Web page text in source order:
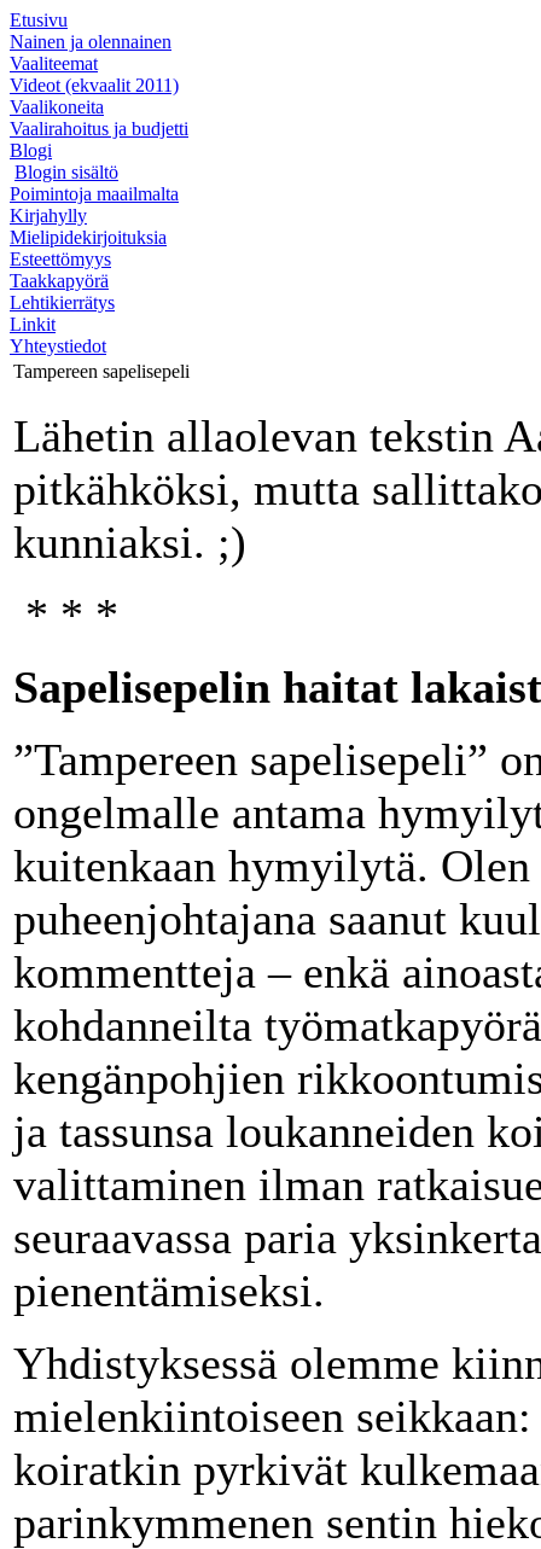
Etusivu
Nainen ja olennainen
Vaaliteemat
Videot (ekvaalit 2011)
Vaalikoneita
Vaalirahoitus ja budjetti
Blogi
Blogin sisältö
Poimintoja maailmalta
Kirjahylly
Mielipidekirjoituksia
Esteettömyys
Taakkapyörä
Lehtikierrätys
Linkit
Yhteystiedot
Tampereen sapelisepeli
Lähetin allaolevan tekstin
pitkähköksi, mutta
kunniaksi. ;)
* * *
Sapelisepelin haitat
”Tampereen sapelisepeli”
ongelmalle antama
kuitenkaan hymyilytä.
puheenjohtajana saanut
kommentteja – enkä
kohdanneilta
kengänpohjien
ja tassunsa loukanneiden
valittaminen ilman
seuraavassa paria
pienentämiseksi.
Yhdistyksessä olemme
mielenkiintoiseen
koiratkin pyrkivät
parinkymmenen sentin